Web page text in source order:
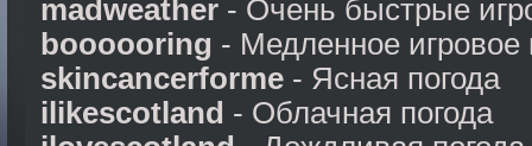
madweather - Очень быстрые
boooooring - Медленное игровое
skincancerforme - Ясная погода
ilikescotland - Облачная погода